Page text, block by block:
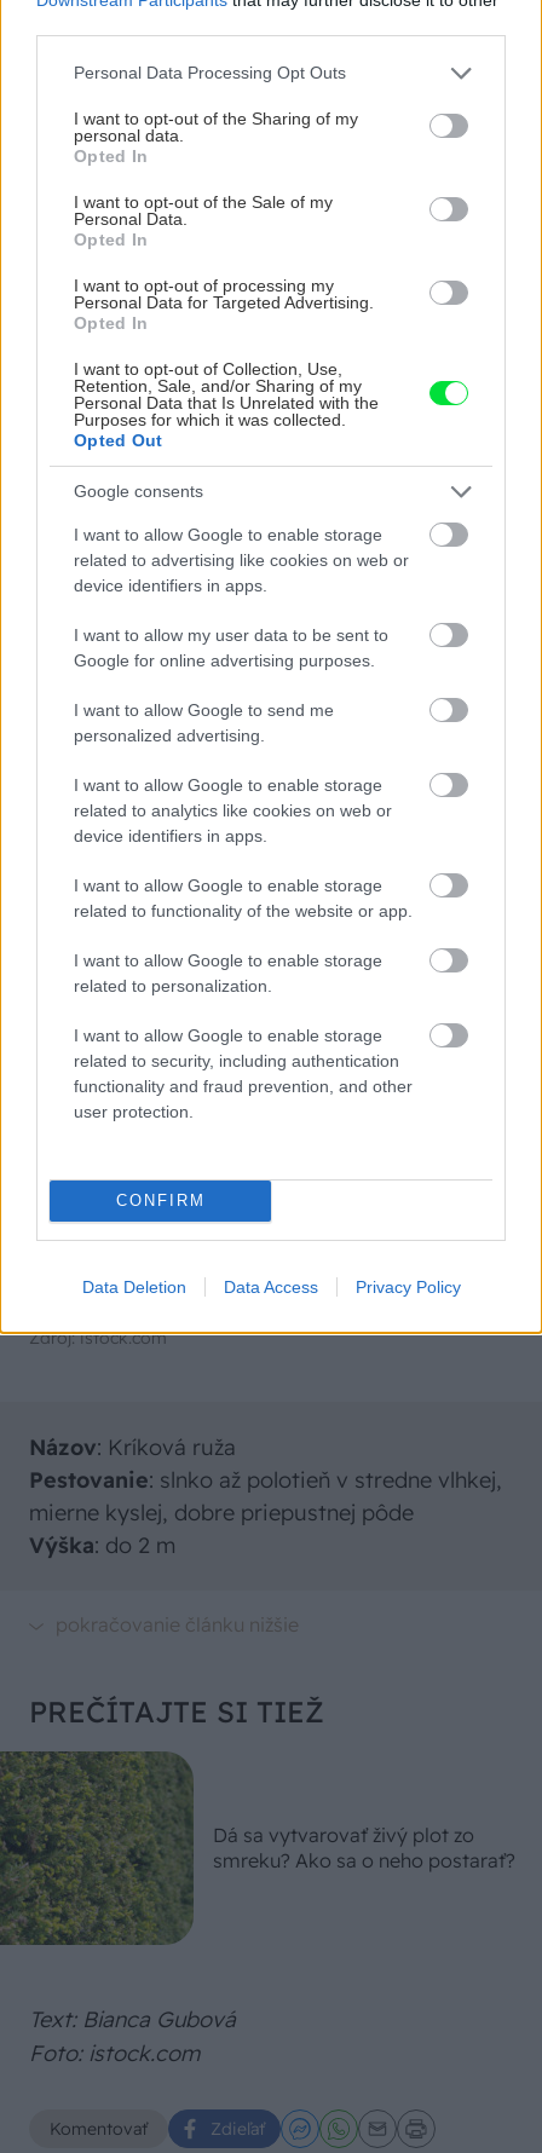
Please note that this website/app uses one or more Google
not limited to your visit or usage behaviour. You may click to
grant or deny consent to Google and its third-party tags to
use your data for below specified purposes in below Google
consent section.
Personal Data Processing Opt Outs
I want to opt-out of the Sharing of my
personal data.
Opted In
I want to opt-out of the Sale of my
Personal Data.
Opted In
I want to opt-out of processing my
Personal Data for Targeted Advertising.
Opted In
I want to opt-out of Collection, Use,
Retention, Sale, and/or Sharing of my
Personal Data that Is Unrelated with the
Purposes for which it was collected.
Opted Out
Google consents
I want to allow Google to enable storage
related to advertising like cookies on web or
device identifiers in apps.
I want to allow my user data to be sent to
Google for online advertising purposes.
I want to allow Google to send me
personalized advertising.
I want to allow Google to enable storage
related to analytics like cookies on web or
device identifiers in apps.
I want to allow Google to enable storage
related to functionality of the website or app.
I want to allow Google to enable storage
related to personalization.
I want to allow Google to enable storage
related to security, including authentication
functionality and fraud prevention, and other
user protection.
CONFIRM
Data Deletion Data Access Privacy Policy
Kríková ruža
Jedným z najjednoduchších druhov ruží na
pestovanie je kríková ruža. Tieto húževnaté
kráľovné kvetov spájajú mnohé z tých
najlepších vlastností ruží. Napríklad kríkové
ruže sú často silne odolné voči chorobám a
niektoré druhy sa aj najjednoduchšie orezávajú.
Ale aj keby ste ich neorezali, budú kvitnúť ako
divé. Stačí len venovať troška pozornosti ich
zazimovaniu. Vysadiť ich môžete prakticky
kedykoľvek, pokiaľ nie je zamrznutá pôda.
Zdroj: istock.com
Zdroj: istock.com
Názov: Kríková ruža
Pestovanie: slnko až polotieň v stredne vlhkej,
mierne kyslej, dobre priepustnej pôde
Výška: do 2 m
PREČÍTAJTE SI TIEŽ
Dá sa vytvarovať živý plot zo
smreku? Ako sa o neho postarať?
Text: Bianca Gubová
Foto: istock.com
Komentovať Zdieľať